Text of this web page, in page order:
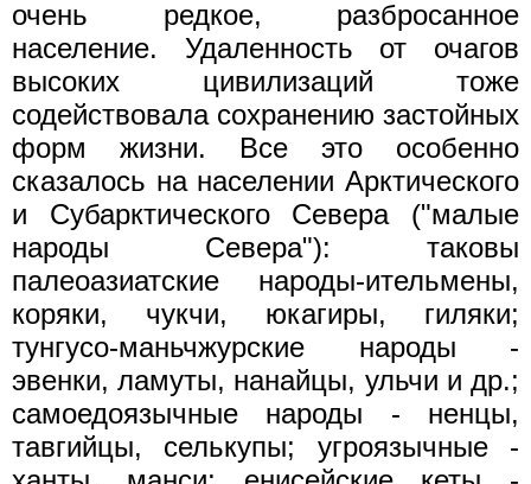
очень редкое, разбросанное
население. Удаленность от очагов
высоких цивилизаций тоже
содействовала сохранению застойных
форм жизни. Все это особенно
сказалось на населении Арктического
и Субарктического Севера ("малые
народы Севера"): таковы
палеоазиатские народы-ительмены,
коряки, чукчи, юкагиры, гиляки;
тунгусо-маньчжурские народы -
эвенки, ламуты, нанайцы, ульчи и др.;
самоедоязычные народы - ненцы,
тавгийцы, селькупы; угроязычные -